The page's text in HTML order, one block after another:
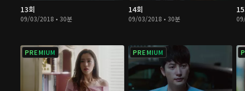
13회
09/03/2018 • 30분
14회
09/03/2018 • 30분
PREMIUM PREMIUM